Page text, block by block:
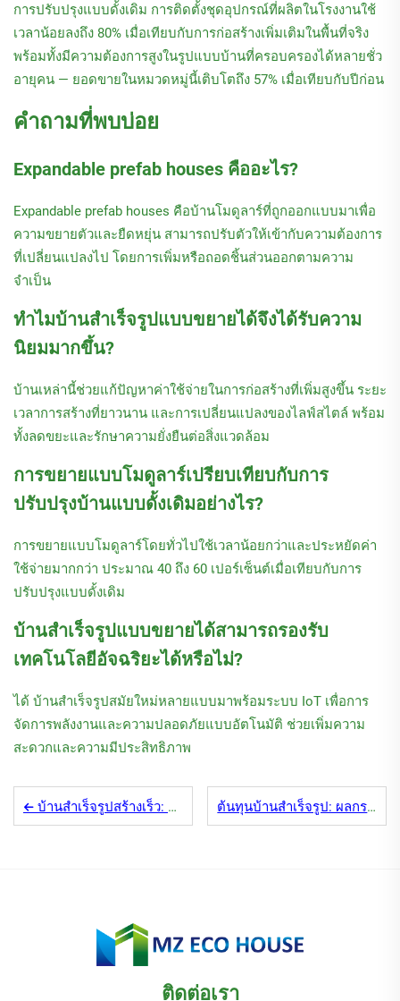
การปรับปรุงแบบดั้งเดิม การติดตั้งชุดอุปกรณ์ที่ผลิตในโรงงานใช้
เวลาน้อยลงถึง 80% เมื่อเทียบกับการก่อสร้างเพิ่มเติมในพื้นที่จริง
พร้อมทั้งมีความต้องการสูงในรูปแบบบ้านที่ครอบครองได้หลายชั่ว
อายุคน — ยอดขายในหมวดหมู่นี้เติบโตถึง 57% เมื่อเทียบกับปีก่อน
คำถามที่พบบ่อย
Expandable prefab houses คืออะไร?
Expandable prefab houses คือบ้านโมดูลาร์ที่ถูกออกแบบมาเพื่อ
ความขยายตัวและยืดหยุ่น สามารถปรับตัวให้เข้ากับความต้องการ
ที่เปลี่ยนแปลงไป โดยการเพิ่มหรือถอดชิ้นส่วนออกตามความ
จำเป็น
ทำไมบ้านสำเร็จรูปแบบขยายได้จึงได้รับความ
นิยมมากขึ้น?
บ้านเหล่านี้ช่วยแก้ปัญหาค่าใช้จ่ายในการก่อสร้างที่เพิ่มสูงขึ้น ระยะ
เวลาการสร้างที่ยาวนาน และการเปลี่ยนแปลงของไลฟ์สไตล์ พร้อม
ทั้งลดขยะและรักษาความยั่งยืนต่อสิ่งแวดล้อม
การขยายแบบโมดูลาร์เปรียบเทียบกับการ
ปรับปรุงบ้านแบบดั้งเดิมอย่างไร?
การขยายแบบโมดูลาร์โดยทั่วไปใช้เวลาน้อยกว่าและประหยัดค่า
ใช้จ่ายมากกว่า ประมาณ 40 ถึง 60 เปอร์เซ็นต์เมื่อเทียบกับการ
ปรับปรุงแบบดั้งเดิม
บ้านสำเร็จรูปแบบขยายได้สามารถรองรับ
เทคโนโลยีอัจฉริยะได้หรือไม่?
ได้ บ้านสำเร็จรูปสมัยใหม่หลายแบบมาพร้อมระบบ IoT เพื่อการ
จัดการพลังงานและความปลอดภัยแบบอัตโนมัติ ช่วยเพิ่มความ
สะดวกและความมีประสิทธิภาพ
บ้านสำเร็จรูปสร้างเร็ว: ความเร็ว vs. คุณภาพ ต้นทุนบ้านสำเร็จรูป: ผลกระทบทางธุรกิจที่ซ่อนอยู่
ติดต่อเรา